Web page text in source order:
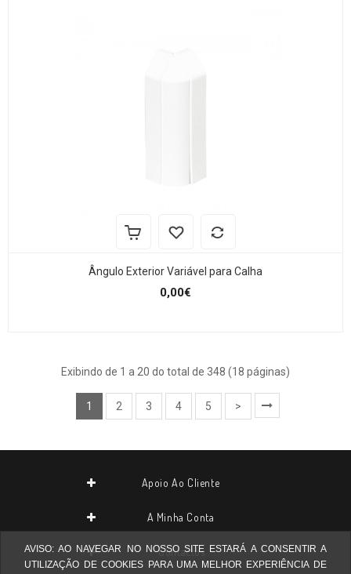
Ângulo Exterior Variável para Calha
0,00€
Exibindo de 1 a 20 do total de 348 (18 páginas)
1 2 3 4 5 >
AVISO: AO NAVEGAR NO NOSSO SITE ESTARÁ A CONSENTIR A
UTILIZAÇÃO DE COOKIES PARA UMA MELHOR EXPERIÊNCIA DE
Apoio Ao Cliente
A Minha Conta
Contactos